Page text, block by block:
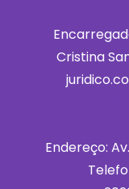
Cristina
Endereço: